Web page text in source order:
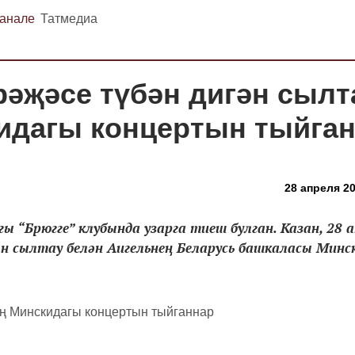
Татмедиа
түбән дигән
концертын
28 апреля
клубында узарга тиеш булган. Казан, 28
белән Аигельнең Беларусь башкаласы